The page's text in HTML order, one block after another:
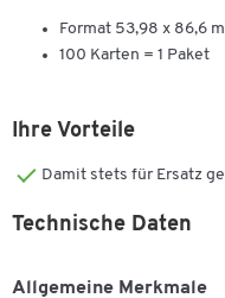
Format 53,98 x 86,6
100 Karten = 1 Paket
Ihre Vorteile
Damit stets für Ersatz
Technische Daten
Allgemeine Merkmale